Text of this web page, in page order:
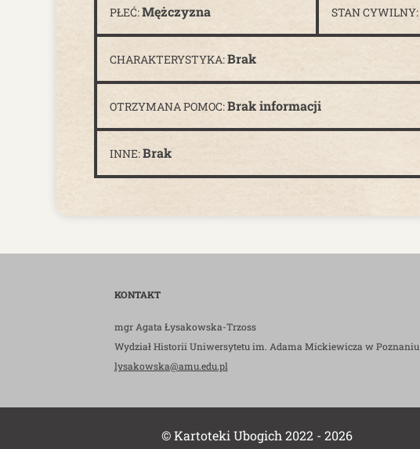
PŁEĆ:Mężczyzna STAN CYWILNY:
CHARAKTERYSTYKA:Brak
OTRZYMANA POMOC:Brak informacji
INNE:Brak
KONTAKT
mgr Agata Łysakowska-Trzoss
Wydział Historii Uniwersytetu im. Adama Mickiewicza w Poznaniu
lysakowska@amu.edu.pl
© Kartoteki Ubogich 2022 - 2026